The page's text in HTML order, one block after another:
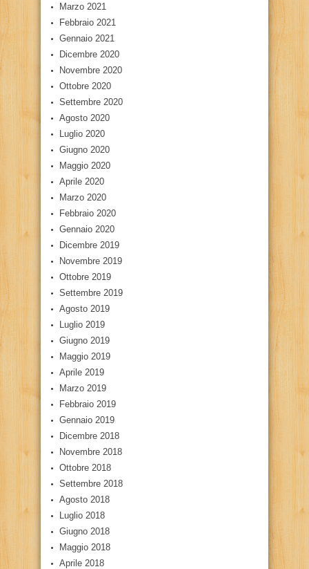
Marzo 2021
Febbraio 2021
Gennaio 2021
Dicembre 2020
Novembre 2020
Ottobre 2020
Settembre 2020
Agosto 2020
Luglio 2020
Giugno 2020
Maggio 2020
Aprile 2020
Marzo 2020
Febbraio 2020
Gennaio 2020
Dicembre 2019
Novembre 2019
Ottobre 2019
Settembre 2019
Agosto 2019
Luglio 2019
Giugno 2019
Maggio 2019
Aprile 2019
Marzo 2019
Febbraio 2019
Gennaio 2019
Dicembre 2018
Novembre 2018
Ottobre 2018
Settembre 2018
Agosto 2018
Luglio 2018
Giugno 2018
Maggio 2018
Aprile 2018